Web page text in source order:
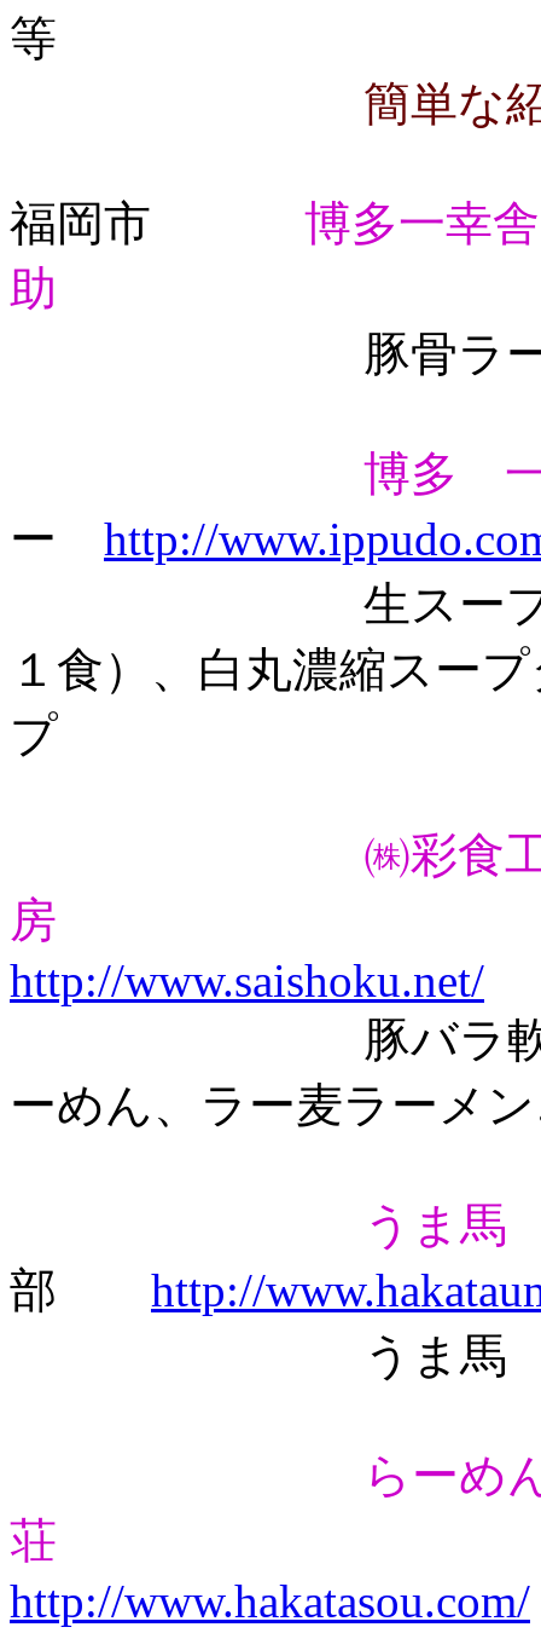
等
簡単な
福岡市 博多一幸
助
豚骨ラー
博多
ー http://
生スープタイ
１食）、白丸濃縮スー
プ
㈱彩食
房
http://www.saishoku.net/
豚バラ軟骨ラー
ーめん、ラー麦ラーメ
うま馬
部 http://
うま馬 源流
らーめ
荘
http://www.hakatasou.com/